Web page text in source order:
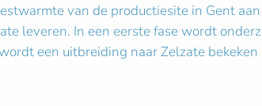
van de productiesite in Gent
leveren. In een eerste fase wordt
een uitbreiding naar Zelzate